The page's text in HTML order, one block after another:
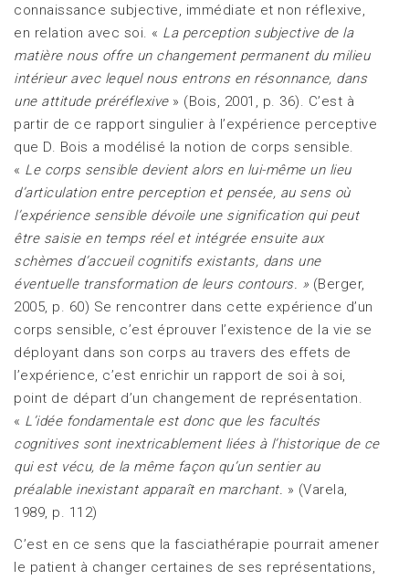
connaissance subjective, immédiate et non réflexive,
en relation avec soi. « La perception subjective de la
matière nous offre un changement permanent du milieu
intérieur avec lequel nous entrons en résonnance, dans
une attitude préréflexive » (Bois, 2001, p. 36). C’est à
partir de ce rapport singulier à l’expérience perceptive
que D. Bois a modélisé la notion de corps sensible.
« Le corps sensible devient alors en lui-même un lieu
d’articulation entre perception et pensée, au sens où
l’expérience sensible dévoile une signification qui peut
être saisie en temps réel et intégrée ensuite aux
schèmes d’accueil cognitifs existants, dans une
éventuelle transformation de leurs contours. » (Berger,
2005, p. 60) Se rencontrer dans cette expérience d’un
corps sensible, c’est éprouver l’existence de la vie se
déployant dans son corps au travers des effets de
l’expérience, c’est enrichir un rapport de soi à soi,
point de départ d’un changement de représentation.
« L’idée fondamentale est donc que les facultés
cognitives sont inextricablement liées à l’historique de ce
qui est vécu, de la même façon qu’un sentier au
préalable inexistant apparaît en marchant. » (Varela,
1989, p. 112)
C’est en ce sens que la fasciathérapie pourrait amener
le patient à changer certaines de ses représentations,